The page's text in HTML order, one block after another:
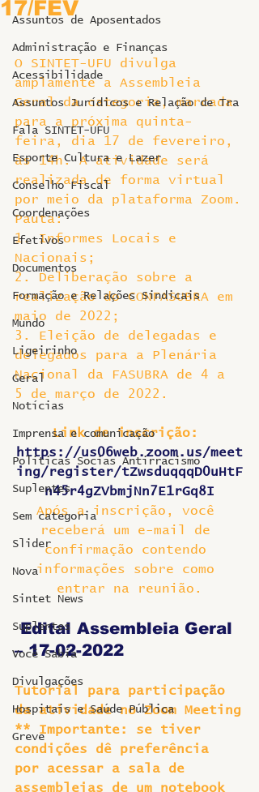
Assuntos de Aposentados
Administração e Finanças
Acessibilidade
Assuntos Jurídicos e Relação de Tra
Fala SINTET-UFU
Esporte Cultura e Lazer
Conselho Fiscal
Coordenações
Efetivos
Documentos
Formação e Relações Sindicais
Mundo
Ligeirinho
Geral
Notícias
Imprensa e comunicação
Politicas Socias Antirracismo
Suplentes
Sem categoria
Slider
Nova
Sintet News
Suplentes
Você Sabia
Divulgações
Hospitais e Saúde Pública
Greve
17/FEV
O SINTET-UFU divulga
amplamente a Assembleia
Geral da categoria, marcada
para a próxima quinta-
feira, dia 17 de fevereiro,
às 14h. A atividade será
realizada de forma virtual
por meio da plataforma Zoom.
Pauta:
1. Informes Locais e
Nacionais;
2. Deliberação sobre a
realização do CONFASUBRA em
maio de 2022;
3. Eleição de delegadas e
delegados para a Plenária
Nacional da FASUBRA de 4 a
5 de março de 2022.
Link de inscrição:
https://us06web.zoom.us/meet
ing/register/tZwsduqqqD0uHtF
n45r4gZVbmjNn7E1rGq8I
Após a inscrição, você
receberá um e-mail de
confirmação contendo
informações sobre como
entrar na reunião.
Edital Assembleia Geral
– 17-02-2022
Tutorial para participação
da atividade no Zoom Meeting
** Importante: se tiver
condições dê preferência
por acessar a sala de
assembleias de um notebook